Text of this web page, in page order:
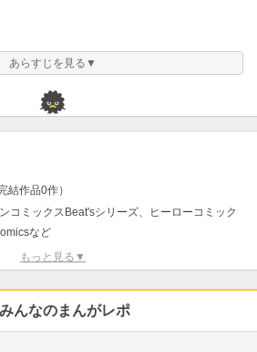
あらすじを見る▼
結作品0作）
コミックスBeat'sシリーズ、ヒーローコミック
など
もっと見る▼
んなのまんがレポ